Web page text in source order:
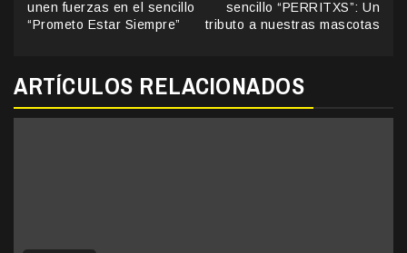
Reading
unen fuerzas en el sencillo
“Prometo Estar Siempre”
sencillo “PERRITXS”: Un
tributo a nuestras mascotas
ARTÍCULOS RELACIONADOS